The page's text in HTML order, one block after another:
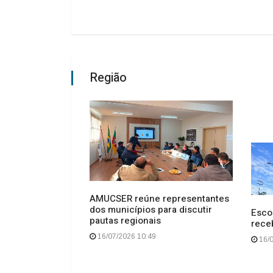
Região
AMUCSER reúne representantes
dos municípios para discutir
pautas regionais
16/07/2026 10:49 16/